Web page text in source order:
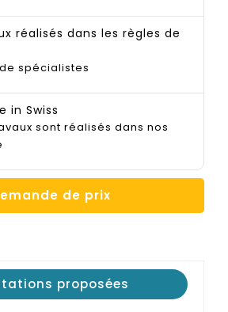
réalisés dans les règles de
spécialistes
in Swiss
sont réalisés dans nos
de prix
proposées